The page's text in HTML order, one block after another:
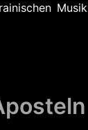
Musik